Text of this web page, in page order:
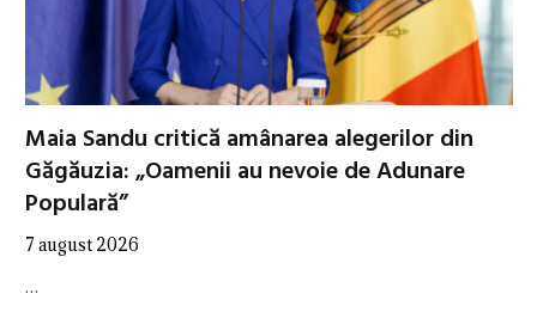
Maia Sandu critică amânarea alegerilor din
Găgăuzia: „Oamenii au nevoie de Adunare
Populară”
7 august 2026
…